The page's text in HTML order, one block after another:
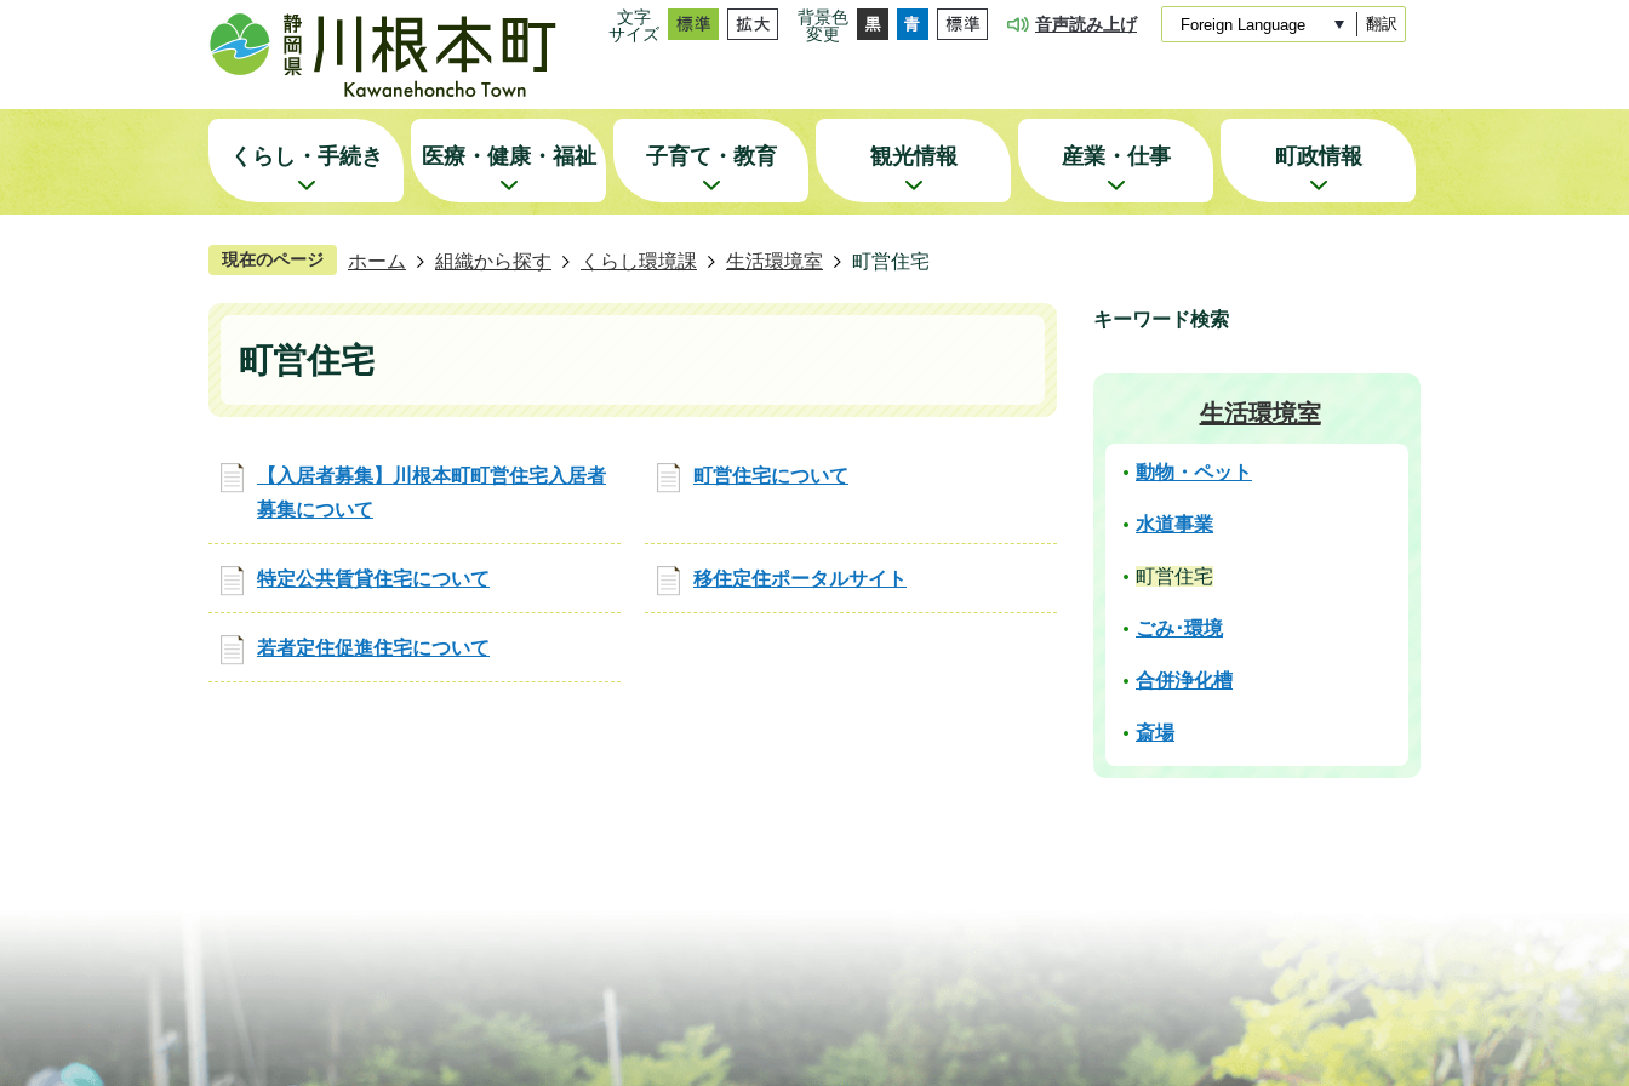
文字
サイズ
背景色
変更
音声読み上げ 翻訳
くらし・手続き 医療・健康・福祉 子育て・教育 観光情報 産業・仕事 町政情報
現在のページ ホーム 組織から探す くらし環境課 生活環境室 町営住宅
町営住宅
【入居者募集】川根本町町営住宅入居者
募集について
町営住宅について
特定公共賃貸住宅について 移住定住ポータルサイト
若者定住促進住宅について
キーワード検索
生活環境室
動物・ペット
水道事業
町営住宅
ごみ･環境
合併浄化槽
斎場